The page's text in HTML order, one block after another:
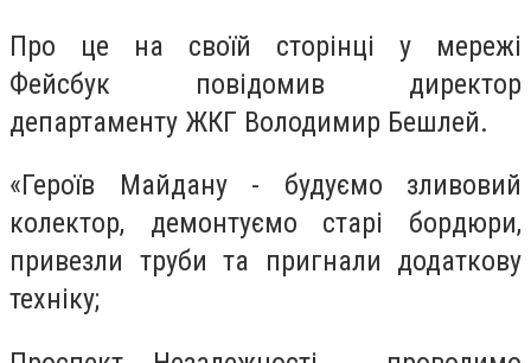
Про це на своїй сторінці у мережі
Фейсбук повідомив директор
департаменту ЖКГ Володимир Бешлей.
«Героїв Майдану - будуємо зливовий
колектор, демонтуємо старі бордюри,
привезли труби та пригнали додаткову
техніку;